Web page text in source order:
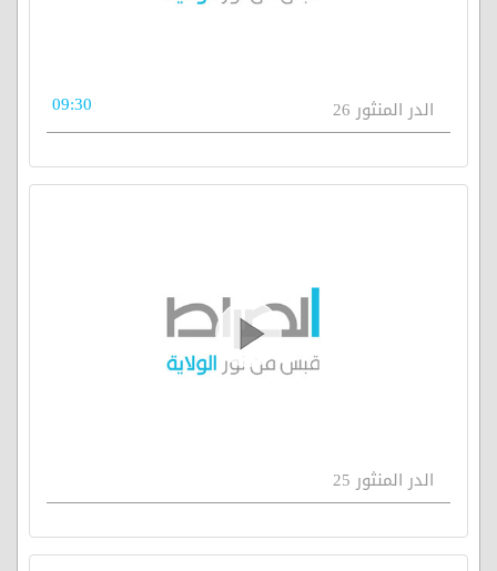
الدر المنثور 26 09:30
الدر المنثور 25